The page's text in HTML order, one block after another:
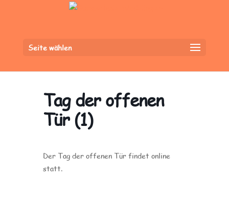
Seite wählen
Tag der offenen
Tür (1)
Der Tag der offenen Tür findet online
statt.